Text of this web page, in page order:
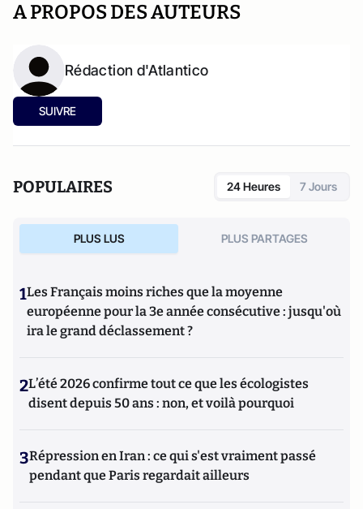
A PROPOS DES AUTEURS
Rédaction d'Atlantico
SUIVRE
POPULAIRES 24 Heures 7 Jours
PLUS LUS PLUS PARTAGES
1Les Français moins riches que la moyenne
européenne pour la 3e année consécutive : jusqu'où
ira le grand déclassement ?
2L’été 2026 confirme tout ce que les écologistes
disent depuis 50 ans : non, et voilà pourquoi
3Répression en Iran : ce qui s'est vraiment passé
pendant que Paris regardait ailleurs